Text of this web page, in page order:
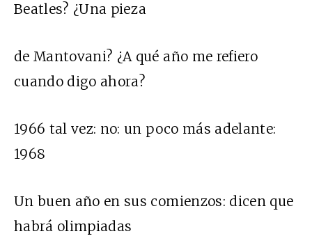
Beatles? ¿Una pieza
de Mantovani? ¿A qué año me refiero
cuando digo ahora?
1966 tal vez: no: un poco más adelante:
1968
Un buen año en sus comienzos: dicen que
habrá olimpiadas